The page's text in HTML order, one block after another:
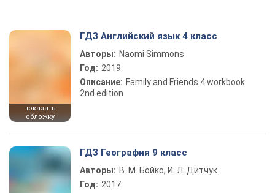
показать
обложку
ГДЗ Английский язык 4 класс
Авторы: Naomi Simmons
Год: 2019
Описание: Family and Friends 4 workbook
2nd edition
ГДЗ География 9 класс
Авторы: В. М. Бойко, И. Л. Дитчук
Год: 2017